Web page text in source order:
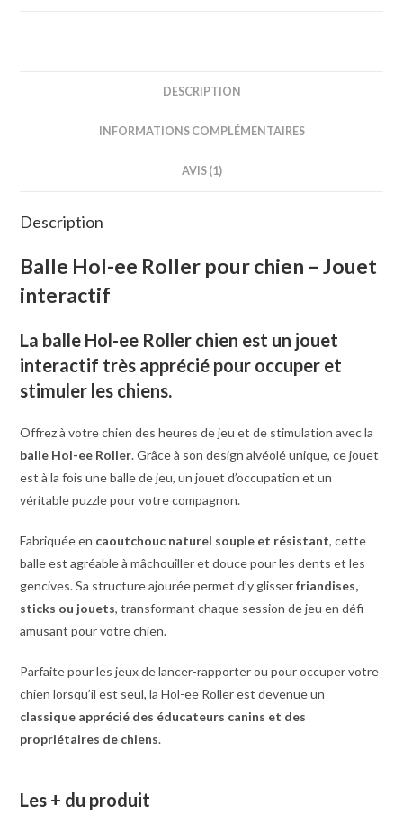
DESCRIPTION
INFORMATIONS COMPLÉMENTAIRES
AVIS (1)
Description
Balle Hol-ee Roller pour chien – Jouet
interactif
La balle Hol-ee Roller chien est un jouet
interactif très apprécié pour occuper et
stimuler les chiens.
Offrez à votre chien des heures de jeu et de stimulation avec la
balle Hol-ee Roller. Grâce à son design alvéolé unique, ce jouet
est à la fois une balle de jeu, un jouet d’occupation et un
véritable puzzle pour votre compagnon.
Fabriquée en caoutchouc naturel souple et résistant, cette
balle est agréable à mâchouiller et douce pour les dents et les
gencives. Sa structure ajourée permet d’y glisserfriandises,
sticks ou jouets, transformant chaque session de jeu en défi
amusant pour votre chien.
Parfaite pour les jeux de lancer-rapporter ou pour occuper votre
chien lorsqu’il est seul, la Hol-ee Roller est devenue un
classique apprécié des éducateurs canins et des
propriétaires de chiens.
Les + du produit